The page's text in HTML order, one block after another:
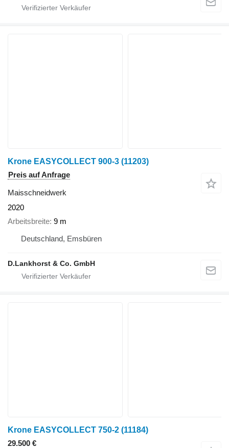
Krone EASYCOLLECT 900-3 (11203)
Preis auf Anfrage
Maisschneidwerk
2020
Arbeitsbreite 9 m
Deutschland, Emsbüren
D.Lankhorst & Co. GmbH
Krone EASYCOLLECT 750-2 (11184)
29.500 €